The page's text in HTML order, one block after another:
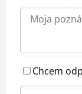
Chcem